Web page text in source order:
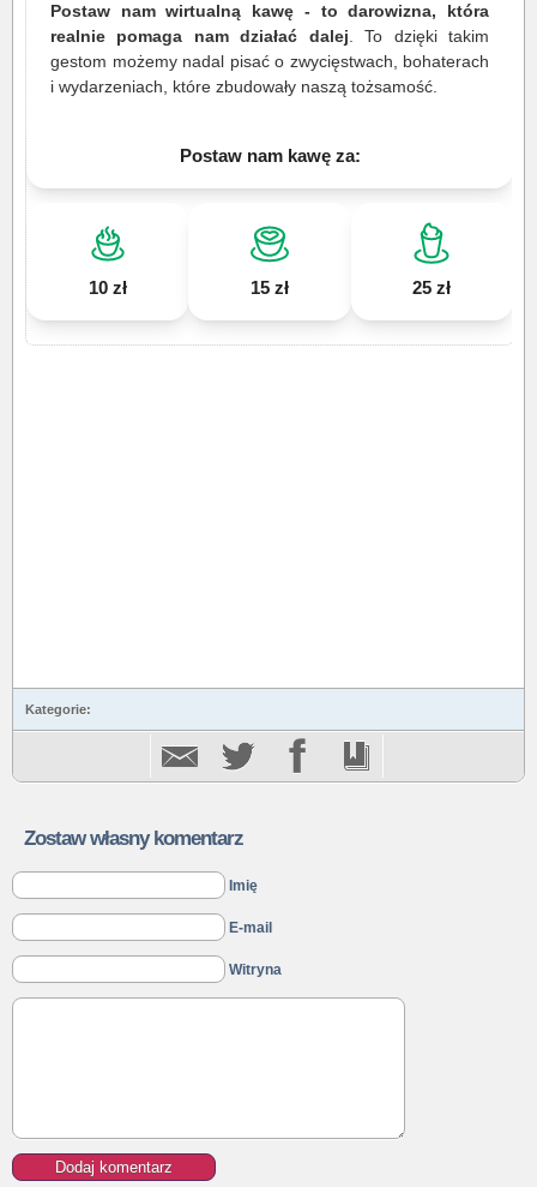
Postaw nam wirtualną kawę - to darowizna, która
realnie pomaga nam działać dalej . To dzięki takim
gestom możemy nadal pisać o zwycięstwach, bohaterach
i wydarzeniach, które zbudowały naszą tożsamość.
Postaw nam kawę za:
10 zł 15 zł 25 zł
Kategorie:
Zostaw własny komentarz
Imię
E-mail
Witryna